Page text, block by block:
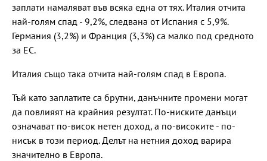
заплати намаляват във всяка една от тях. Италия отчита
най-голям спад - 9,2%, следвана от Испания с 5,9%.
Германия (3,2%) и Франция (3,3%) са малко под средното
за ЕС.
Италия също така отчита най-голям спад в Европа.
Тъй като заплатите са брутни, данъчните промени могат
да повлияят на крайния резултат. По-ниските данъци
означават по-висок нетен доход, а по-високите - по-
нисък в този период. Делът на нетния доход варира
значително в Европа.